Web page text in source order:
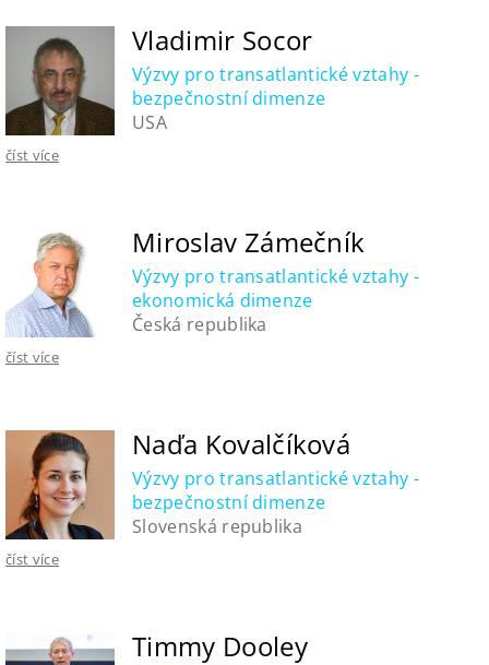
Vladimir Socor
Výzvy pro transatlantické vztahy -
bezpečnostní dimenze
USA
číst více
Miroslav Zámečník
Výzvy pro transatlantické vztahy -
ekonomická dimenze
Česká republika
číst více
Naďa Kovalčíková
Výzvy pro transatlantické vztahy -
bezpečnostní dimenze
Slovenská republika
číst více
Timmy Dooley